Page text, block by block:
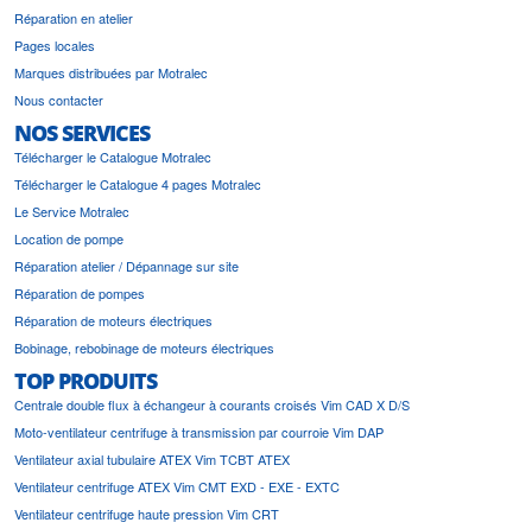
Réparation en atelier
Pages locales
Marques distribuées par Motralec
Nous contacter
NOS SERVICES
Télécharger le Catalogue Motralec
Télécharger le Catalogue 4 pages Motralec
Le Service Motralec
Location de pompe
Réparation atelier / Dépannage sur site
Réparation de pompes
Réparation de moteurs électriques
Bobinage, rebobinage de moteurs électriques
TOP PRODUITS
Centrale double flux à échangeur à courants croisés Vim CAD X D/S
Moto-ventilateur centrifuge à transmission par courroie Vim DAP
Ventilateur axial tubulaire ATEX Vim TCBT ATEX
Ventilateur centrifuge ATEX Vim CMT EXD - EXE - EXTC
Ventilateur centrifuge haute pression Vim CRT